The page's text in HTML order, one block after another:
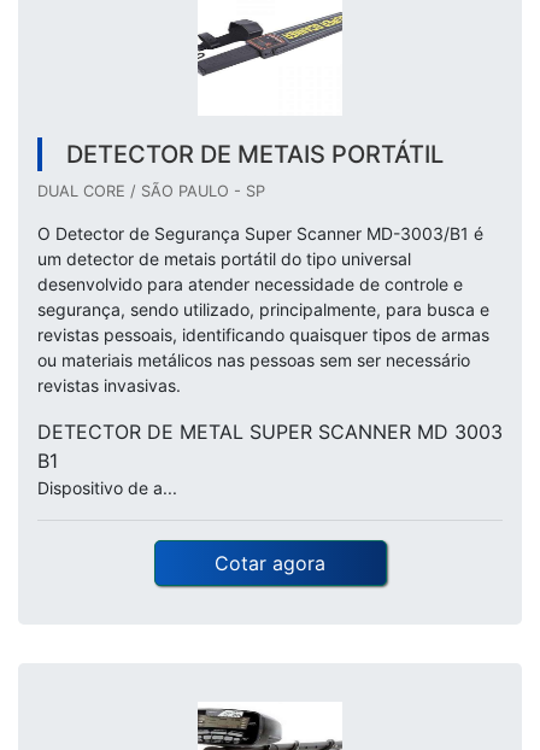
DETECTOR DE METAIS PORTÁTIL
DUAL CORE / SÃO PAULO - SP
O Detector de Segurança Super Scanner MD-3003/B1 é
um detector de metais portátil do tipo universal
desenvolvido para atender necessidade de controle e
segurança, sendo utilizado, principalmente, para busca e
revistas pessoais, identificando quaisquer tipos de armas
ou materiais metálicos nas pessoas sem ser necessário
revistas invasivas.
DETECTOR DE METAL SUPER SCANNER MD 3003
B1
Dispositivo de a...
Cotar agora